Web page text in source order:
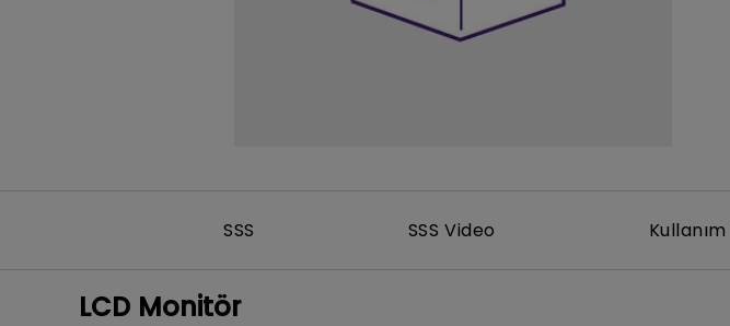
Düşük Giriş Gecikmesi ile
Yükseklik Ayarlı Stand ile
SSS SSS Video
LCD Monitör